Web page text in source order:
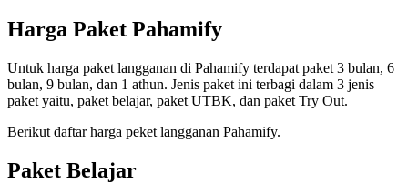
Harga Paket Pahamify
Untuk harga paket langganan di Pahamify terdapat paket 3 bulan, 6
bulan, 9 bulan, dan 1 athun. Jenis paket ini terbagi dalam 3 jenis
paket yaitu, paket belajar, paket UTBK, dan paket Try Out.
Berikut daftar harga peket langganan Pahamify.
Paket Belajar